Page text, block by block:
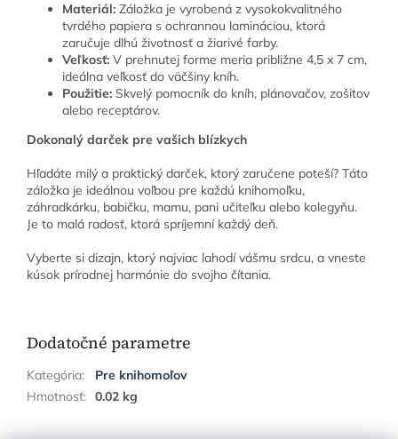
Materiál: Záložka je vyrobená z vysokokvalitného
tvrdého papiera s ochrannou lamináciou, ktorá
zaručuje dlhú životnosť a žiarivé farby.
Veľkosť: V prehnutej forme meria približne 4,5 x 7 cm,
ideálna veľkosť do väčšiny kníh.
Použitie: Skvelý pomocník do kníh, plánovačov, zošitov
alebo receptárov.
Dokonalý darček pre vašich blízkych
Hľadáte milý a praktický darček, ktorý zaručene poteší? Táto
záložka je ideálnou voľbou pre každú knihomoľku,
záhradkárku, babičku, mamu, pani učiteľku alebo kolegyňu.
Je to malá radosť, ktorá spríjemní každý deň.
Vyberte si dizajn, ktorý najviac lahodí vášmu srdcu, a vneste
kúsok prírodnej harmónie do svojho čítania.
Dodatočné parametre
Kategória:
Pre knihomoľov
Hmotnosť: 0.02 kg